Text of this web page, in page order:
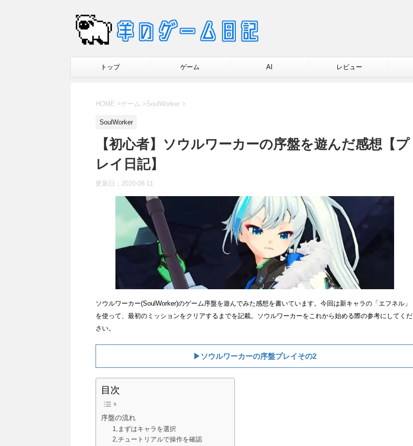
トップ ゲーム AI レビュー
HOME >ゲーム >SoulWorker >
SoulWorker
【初心者】ソウルワーカーの序盤を遊んだ感想【プ
レイ日記】
更新日： 2020-08-11
ソウルワーカー(SoulWorker)のゲーム序盤を遊んでみた感想を書いています。今回は新キャラの「エフネル」
を使って、最初のミッションをクリアするまでを記載。ソウルワーカーをこれから始める際の参考にしてくだ
さい。
▶ソウルワーカーの序盤プレイその2
目次
序盤の流れ
1,まずはキャラを選択
2,チュートリアルで操作を確認